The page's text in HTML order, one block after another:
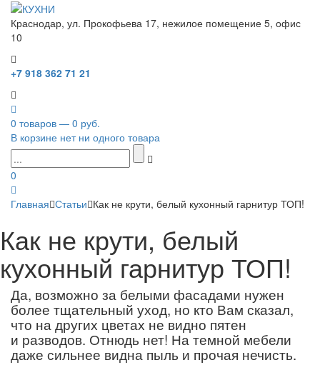
Краснодар, ул. Прокофьева 17, нежилое помещение 5, офис
10
+7 918 362 71 21
0 товаров — 0 руб.
В корзине нет ни одного товара
0
Главная Статьи Как не крути, белый кухонный гарнитур ТОП!
Как не крути, белый
кухонный гарнитур ТОП!
Да, возможно за белыми фасадами нужен
более тщательный уход, но кто Вам сказал,
что на других цветах не видно пятен
и разводов. Отнюдь нет! На темной мебели
даже сильнее видна пыль и прочая нечисть.